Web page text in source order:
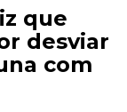
que
desviar
com